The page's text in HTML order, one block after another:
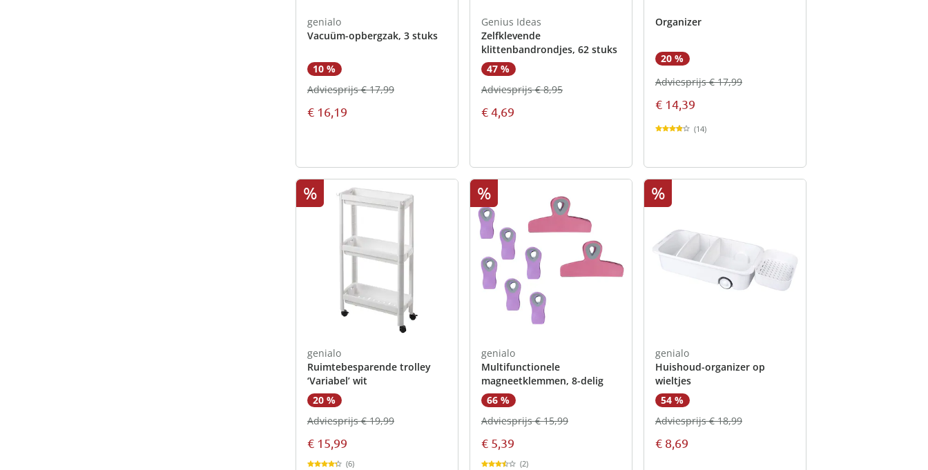
genialo
Vacuüm-opbergzak, 3 stuks
10 %
€ 16,19
Adviesprijs € 17,99
Genius Ideas
Zelfklevende
klittenbandrondjes, 62 stuks
47 %
€ 4,69
Adviesprijs € 8,95
Organizer
20 %
€ 14,39
Adviesprijs € 17,99
(14)
%
genialo
Ruimtebesparende trolley
‘Variabel’ wit
20 %
€ 15,99
Adviesprijs € 19,99
(6)
%
genialo
Multifunctionele
magneetklemmen, 8-delig
66 %
€ 5,39
Adviesprijs € 15,99
(2)
%
genialo
Huishoud-organizer op
wieltjes
54 %
€ 8,69
Adviesprijs € 18,99